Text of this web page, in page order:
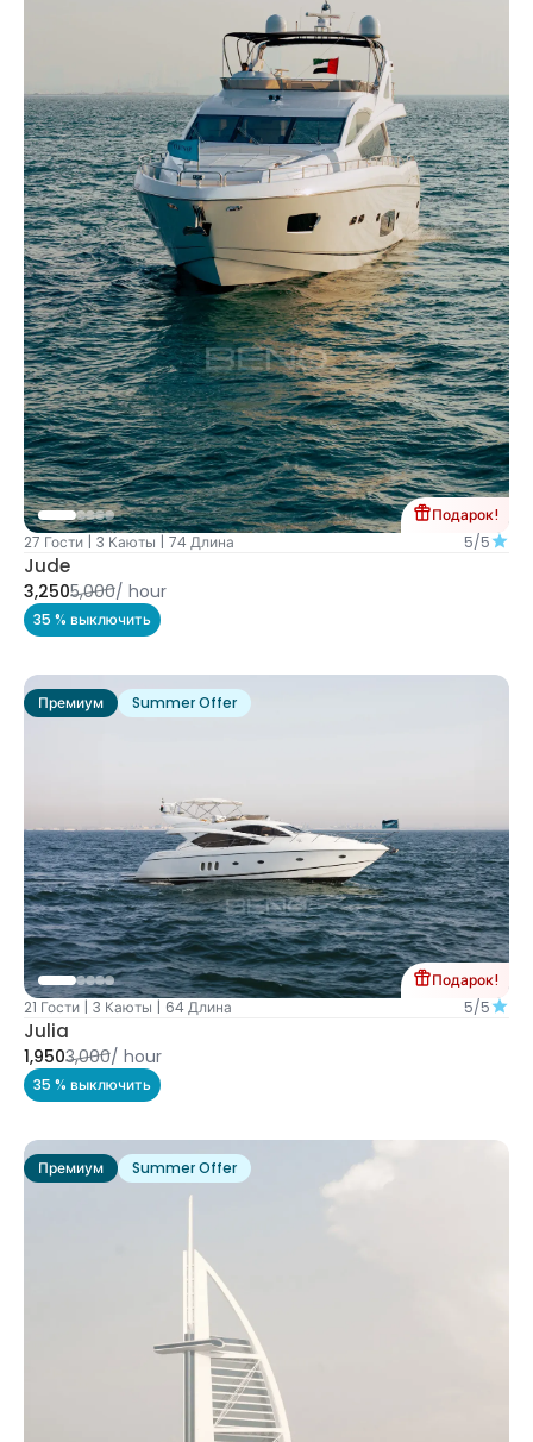
Подарок!
27 Гости | 3 Каюты | 74 Длина 5/5
Jude
3,2505,000/ hour
35 % выключить
Премиум Summer Offer
Подарок!
21 Гости | 3 Каюты | 64 Длина 5/5
Julia
1,9503,000/ hour
35 % выключить
Премиум Summer Offer